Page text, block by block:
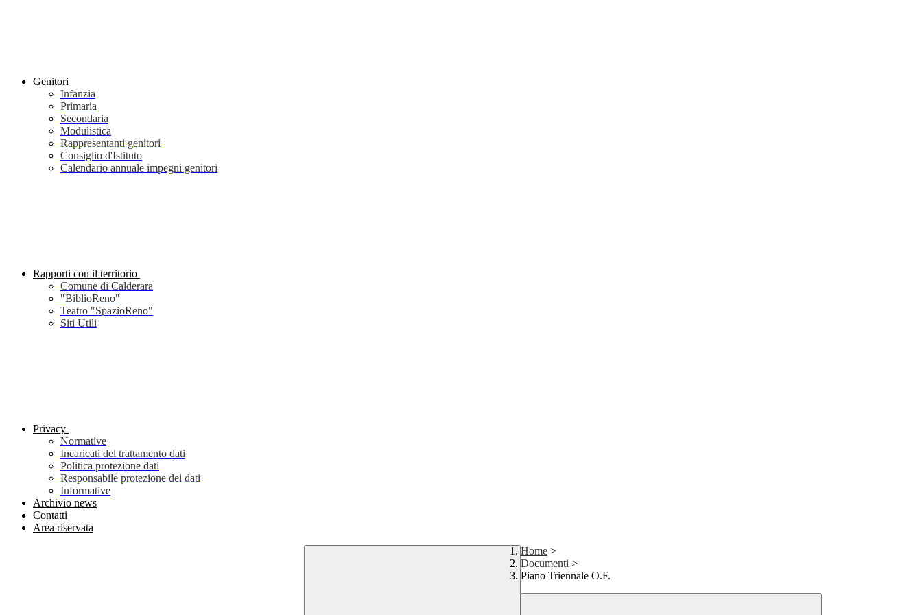
Genitori
Infanzia
Primaria
Secondaria
Modulistica
Rappresentanti genitori
Consiglio d'Istituto
Calendario annuale impegni genitori
Rapporti con il territorio
Comune di Calderara
"BiblioReno"
Teatro "SpazioReno"
Siti Utili
Privacy
Normative
Incaricati del trattamento dati
Politica protezione dati
Responsabile protezione dei dati
Informative
Archivio news
Contatti
Area riservata
Home >
Documenti >
Piano Triennale O.F.